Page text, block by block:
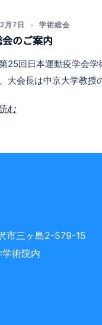
月7日 学術総会
のご案内
25回日本運動疫学会
大会長は中京大学教授
む
市三ヶ島2-579-15
術院内